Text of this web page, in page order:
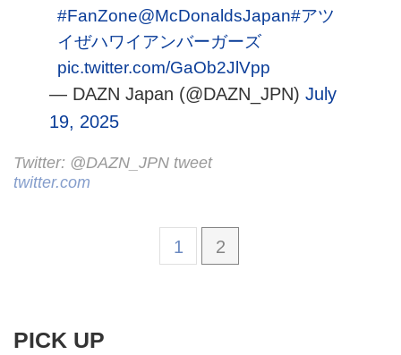
#FanZone@McDonaldsJapan#アツ
イぜハワイアンバーガーズ
pic.twitter.com/GaOb2JlVpp
— DAZN Japan (@DAZN_JPN) July
19, 2025
Twitter: @DAZN_JPN tweet
twitter.com
1 2
PICK UP